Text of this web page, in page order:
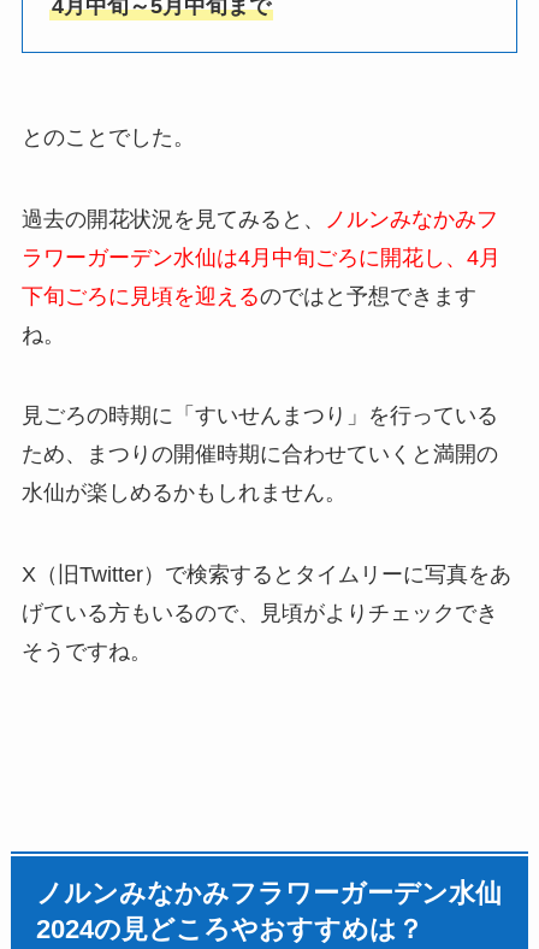
4月中旬～5月中旬まで
とのことでした。
過去の開花状況を見てみると、
ノルンみなかみフ
ラワーガーデン水仙は4月中旬ごろに開花し、4月
下旬ごろに見頃を迎えるのではと予想できます
ね。
見ごろの時期に「すいせんまつり」を行っている
ため、まつりの開催時期に合わせていくと満開の
水仙が楽しめるかもしれません。
X（旧Twitter）で検索するとタイムリーに写真をあ
げている方もいるので、見頃がよりチェックでき
そうですね。
ノルンみなかみフラワーガーデン水仙
2024の見どころやおすすめは？